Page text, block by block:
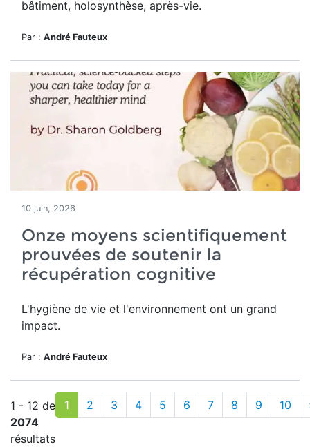
bâtiment, holosynthèse, après-vie.
Par : André Fauteux
10 juin, 2026
Onze moyens scientifiquement
prouvées de soutenir la
récupération cognitive
L'hygiène de vie et l'environnement ont un grand
impact.
Par : André Fauteux
1 - 12 de
2074
résultats
1 2 3 4 5 6 7 8 9 10